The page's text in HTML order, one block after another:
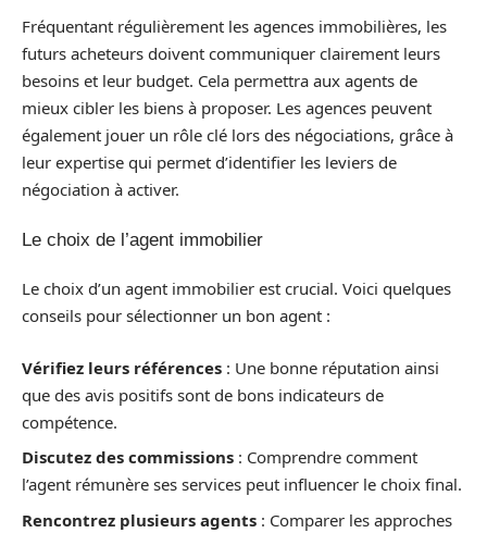
Fréquentant régulièrement les agences immobilières, les
futurs acheteurs doivent communiquer clairement leurs
besoins et leur budget. Cela permettra aux agents de
mieux cibler les biens à proposer. Les agences peuvent
également jouer un rôle clé lors des négociations, grâce à
leur expertise qui permet d’identifier les leviers de
négociation à activer.
Le choix de l’agent immobilier
Le choix d’un agent immobilier est crucial. Voici quelques
conseils pour sélectionner un bon agent :
Vérifiez leurs références : Une bonne réputation ainsi
que des avis positifs sont de bons indicateurs de
compétence.
Discutez des commissions : Comprendre comment
l’agent rémunère ses services peut influencer le choix final.
Rencontrez plusieurs agents : Comparer les approches